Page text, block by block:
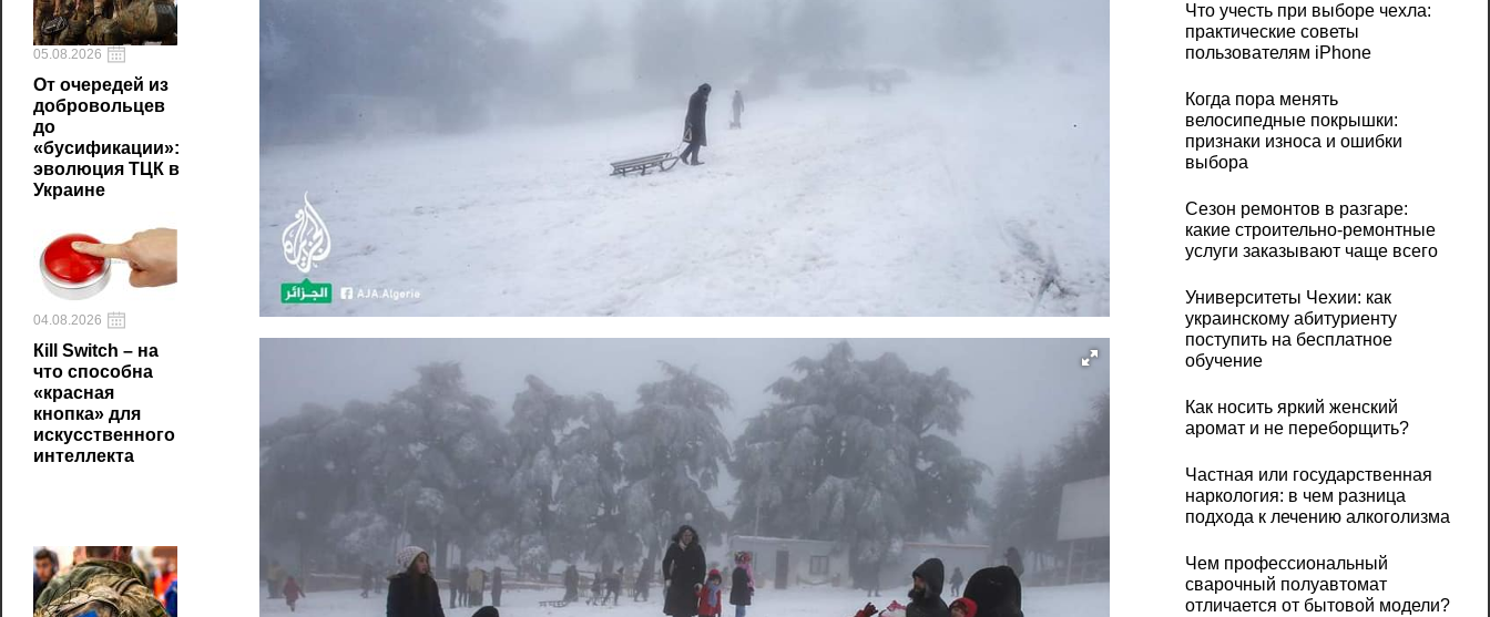
05.08.2026
От очередей из
добровольцев
до
«бусификации»:
эволюция ТЦК в
Украине
04.08.2026
Кill Switch – на
что способна
«красная
кнопка» для
искусственного
интеллекта
Что учесть при выборе чехла:
практические советы
пользователям iPhone
Когда пора менять
велосипедные покрышки:
признаки износа и ошибки
выбора
Сезон ремонтов в разгаре:
какие строительно-ремонтные
услуги заказывают чаще всего
Университеты Чехии: как
украинскому абитуриенту
поступить на бесплатное
обучение
Как носить яркий женский
аромат и не переборщить?
Частная или государственная
наркология: в чем разница
подхода к лечению алкоголизма
Чем профессиональный
сварочный полуавтомат
отличается от бытовой модели?